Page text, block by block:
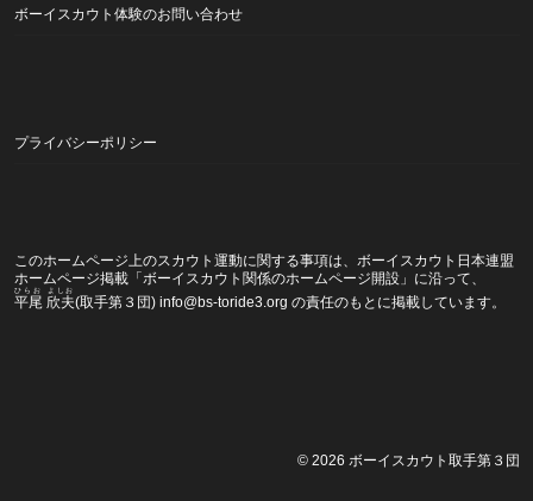
ボーイスカウト体験のお問い合わせ
プライバシーポリシー
このホームページ上のスカウト運動に関する事項は、ボーイスカウト日本連盟
ホームページ掲載「ボーイスカウト関係のホームページ開設」 に沿って、
平尾 欣夫
ひらお よしお
(取手第３団) info@bs-toride3.org の責任のもとに掲載しています。
© 2026 ボーイスカウト取手第３団